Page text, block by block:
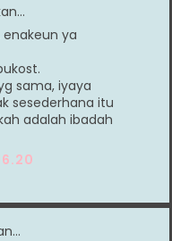
ya
sama, iyaya
sesederhana itu
adalah ibadah